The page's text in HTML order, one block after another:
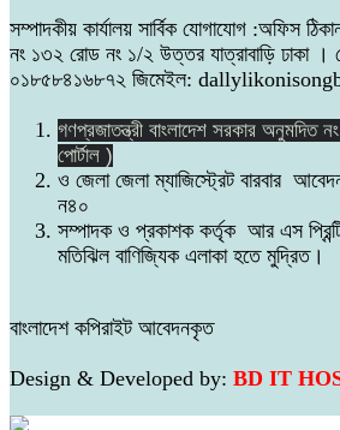
সম্পাদকীয় কার্যালয় সার্বিক যোগাযোগ :অফিস
নং ১৩২ রোড নং ১/২ উত্তর যাত্রাবাড়ি ঢাকা ।
০১৮৫৮৪১৬৮৭২ জিমেইল:
গণপ্রজাতন্ত্রী বাংলাদেশ সরকার
পোর্টাল )
ও জেলা জেলা ম্যাজিস্ট্রেট বারবার
ন৪০
সম্পাদক ও প্রকাশক কর্তৃক আর এস
মতিঝিল বাণিজ্যিক এলাকা হতে মুদ্রিত।
বাংলাদেশ কপিরাইট আবেদনকৃত
Design & Developed by: BD IT